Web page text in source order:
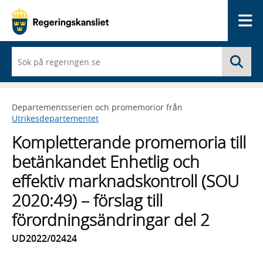
du
börjar
skriva
framträder
en
med
sökförslag
Departementsserien och promemorior från
Utrikesdepartementet
Kompletterande promemoria till
betänkandet Enhetlig och
effektiv marknadskontroll (SOU
2020:49) – förslag till
förordningsändringar del 2
UD2022/02424